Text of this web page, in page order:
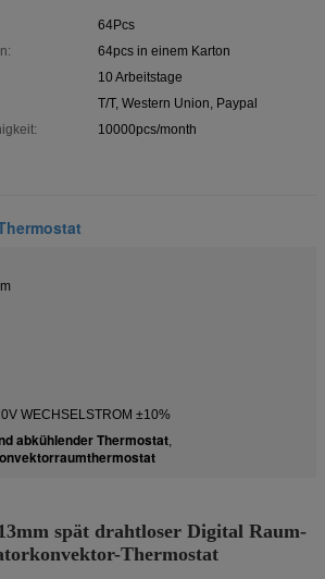
64Pcs
64pcs in einem Karton
10 Arbeitstage
T/T, Western Union, Paypal
10000pcs/month
WECHSELSTROM ±10%
abkühlender Thermostat,
spät drahtloser Digital Raum-
Thermostat